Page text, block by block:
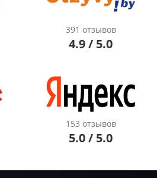
391 отзывов
4.9 / 5.0
153 отзывов
5.0 / 5.0